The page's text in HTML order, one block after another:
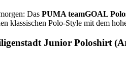
Das PUMA teamGOAL
klassischen Polo-Style mit dem
Junior Poloshirt